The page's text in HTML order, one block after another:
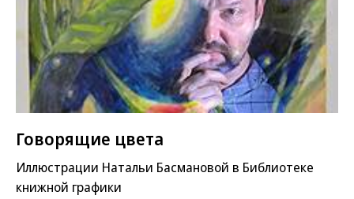
Говорящие цвета
Иллюстрации Натальи Басмановой в Библиотеке
книжной графики